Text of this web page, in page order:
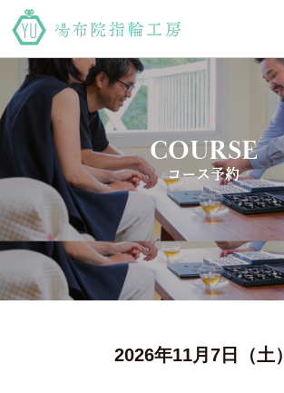
COURSE
コース予約
2026年11月7日（土）